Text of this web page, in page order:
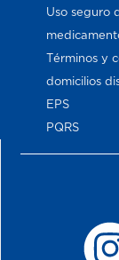
Uso seguro
Términos y
domicilios
EPS
PQRS